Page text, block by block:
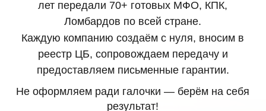
Светлана Викторовна
17 лет в финансовом секторе
13 лет регистрирует МФО
Главный бухгалтер